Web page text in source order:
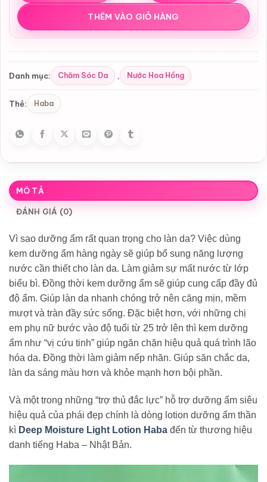
THÊM VÀO GIỎ HÀNG
Danh mục: Chăm Sóc Da , Nước Hoa Hồng
Thẻ: Haba
MÔ TẢ
ĐÁNH GIÁ (0)
Vì sao dưỡng ẩm rất quan trọng cho làn da? Việc dùng
kem dưỡng ẩm hàng ngày sẽ giúp bổ sung năng lượng
nước cần thiết cho làn da. Làm giảm sự mất nước từ lớp
biểu bì. Đồng thời kem dưỡng ẩm sẽ giúp cung cấp đầy đủ
độ ẩm. Giúp làn da nhanh chóng trở nên căng mịn, mềm
mượt và tràn đầy sức sống. Đặc biệt hơn, với những chị
em phụ nữ bước vào độ tuổi từ 25 trở lên thì kem dưỡng
ẩm như “vị cứu tinh” giúp ngăn chặn hiệu quả quá trình lão
hóa da. Đồng thời làm giảm nếp nhăn. Giúp săn chắc da,
làn da sáng màu hơn và khỏe mạnh hơn bội phần.
Và một trong những “trợ thủ đắc lực” hỗ trợ dưỡng ẩm siêu
hiệu quả của phái đẹp chính là dòng lotion dưỡng ẩm thần
kì Deep Moisture Light Lotion Haba đến từ thương hiệu
danh tiếng Haba – Nhật Bản.